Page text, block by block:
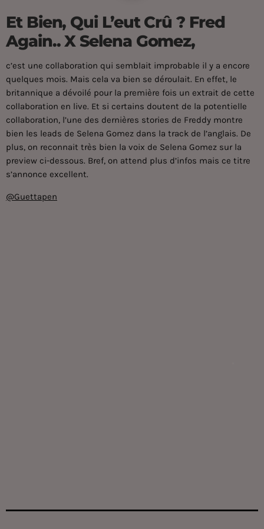
Et Bien, Qui L’eut Crû ? Fred
Again.. X Selena Gomez,
c’est une collaboration qui semblait improbable il y a encore
quelques mois. Mais cela va bien se déroulait. En effet, le
britannique a dévoilé pour la première fois un extrait de cette
collaboration en live. Et si certains doutent de la potentielle
collaboration, l’une des dernières stories de Freddy montre
bien les leads de Selena Gomez dans la track de l’anglais. De
plus, on reconnait très bien la voix de Selena Gomez sur la
preview ci-dessous. Bref, on attend plus d’infos mais ce titre
s’annonce excellent.
@Guettapen